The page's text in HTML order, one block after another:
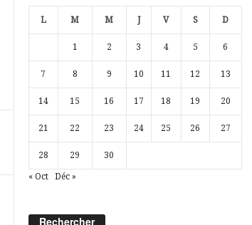
L M M J V S D
1 2 3 4 5 6
7 8 9 10 11 12 13
14 15 16 17 18 19 20
21 22 23 24 25 26 27
28 29 30
« Oct Déc »
Rechercher